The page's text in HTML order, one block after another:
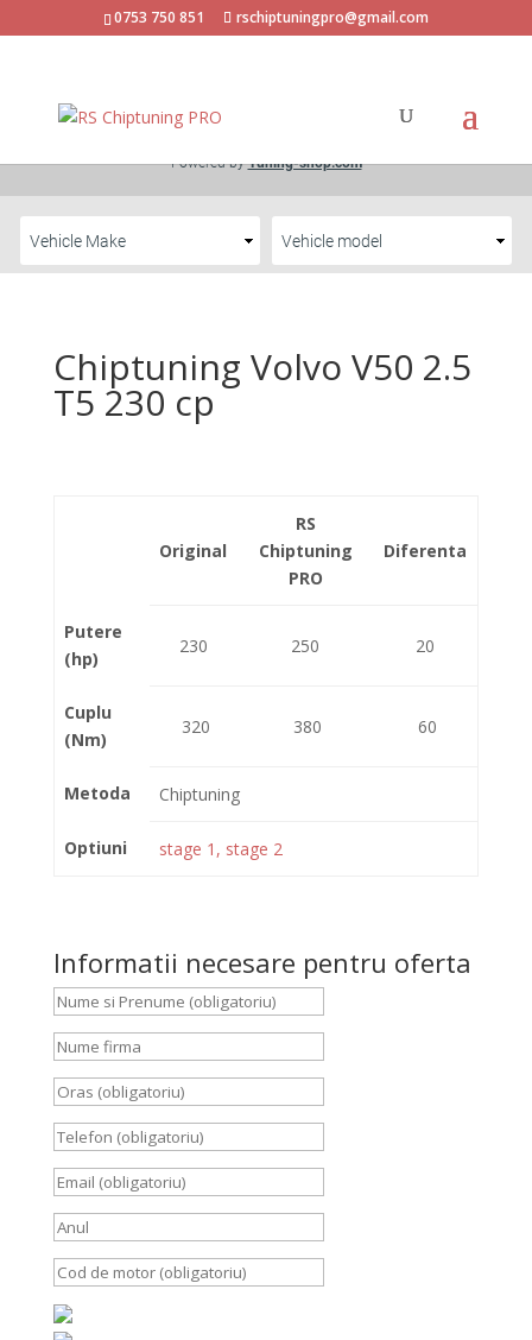
0753 750 851 rschiptuningpro@gmail.com
Chiptuning Volvo V50 2.5
T5 230 cp
Original
RS
Chiptuning
PRO
Diferenta
Putere
(hp)
230 250 20
Cuplu
(Nm)
320 380 60
Metoda Chiptuning
Optiuni stage 1, stage 2
Informatii necesare pentru oferta